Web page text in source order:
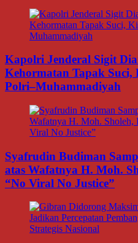
Kapolri Jenderal Sigit
Kehormatan Tapak
Polri–Muhammadiyah
Syafrudin Budiman
atas Wafatnya H. Moh.
“No Viral No Justice”